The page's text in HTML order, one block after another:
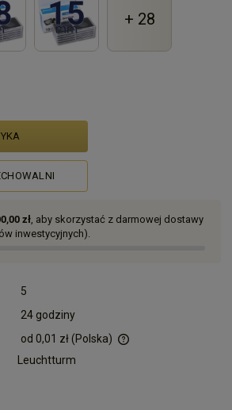
+ 28
zł, aby skorzystać z darmowej dostawy
inwestycyjnych).
5
24 godziny
od 0,01 zł(Polska)
Leuchtturm